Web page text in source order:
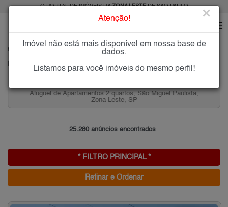
O PORTAL DE IMÓVEIS DAZONA LESTEDE SÃO PAULO
PESQUISA: Imóveis na Zona Leste de SP
Aluguel de Casas 2 quartos, Anália Franco, Zona Leste,
25.280 anúncios encontrados
* FILTRO PRINCIPAL *
Refinar e Ordenar
Atenção! ×
Imóvel não está mais disponível em nossa base de
dados.
Listamos para você imóveis do mesmo perfil!